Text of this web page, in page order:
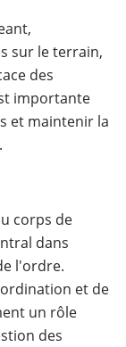
sur le terrain,
des
importante
et maintenir la
corps de
dans
l'ordre.
et de
un rôle
des